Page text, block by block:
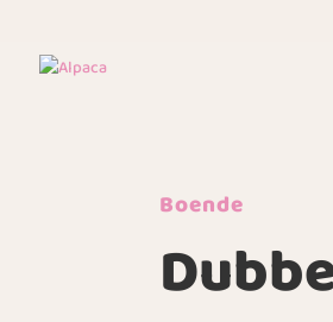
Boende